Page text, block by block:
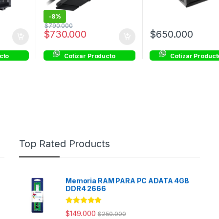
-8%
$730.000
$790.000
Cotizar Producto
$650.000
Cotizar
Top Rated Products
Memoria RAM PARA PC ADATA 4GB
DDR4 2666
Rated 5.00
out of 5
$149.000 $250.000